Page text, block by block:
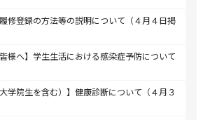
修登録の方法等の説明について（４月４日掲
様へ】学生生活における感染症予防について
学院生を含む）】健康診断について（４月３